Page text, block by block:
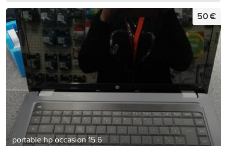
portable hp occasion 15.6
50 €